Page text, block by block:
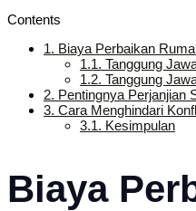
Contents
1. Biaya Perbaikan
1.1. Tanggung
1.2. Tanggung
2. Pentingnya Perjanjian
3. Cara Menghindari
3.1. Kesimpulan
Biaya